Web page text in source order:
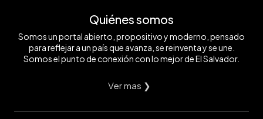
Quiénes somos
Somos un portal abierto, propositivo y moderno, pensado
para reflejar a un país que avanza, se reinventa y se une.
Somos el punto de conexión con lo mejor de El Salvador.
Ver mas ❯